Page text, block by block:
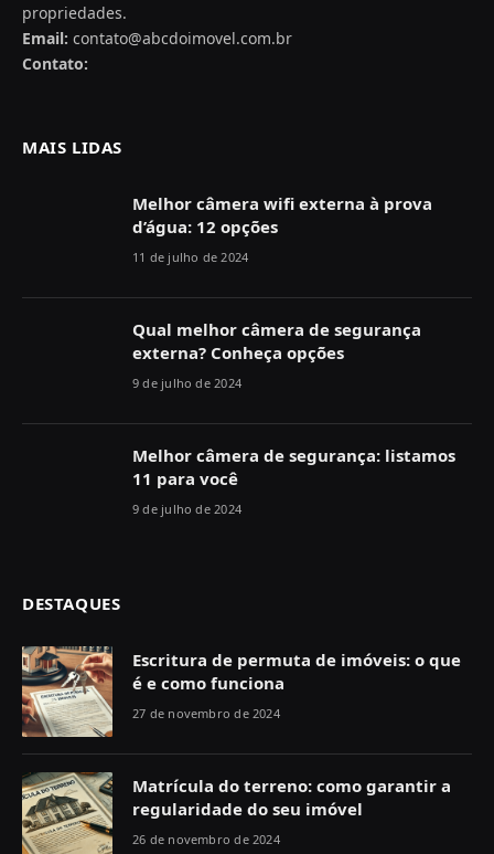
propriedades.
Email: contato@abcdoimovel.com.br
Contato:
MAIS LIDAS
Melhor câmera wifi externa à prova
d’água: 12 opções
11 de julho de 2024
Qual melhor câmera de segurança
externa? Conheça opções
9 de julho de 2024
Melhor câmera de segurança: listamos
11 para você
9 de julho de 2024
DESTAQUES
Escritura de permuta de imóveis: o que
é e como funciona
27 de novembro de 2024
Matrícula do terreno: como garantir a
regularidade do seu imóvel
26 de novembro de 2024